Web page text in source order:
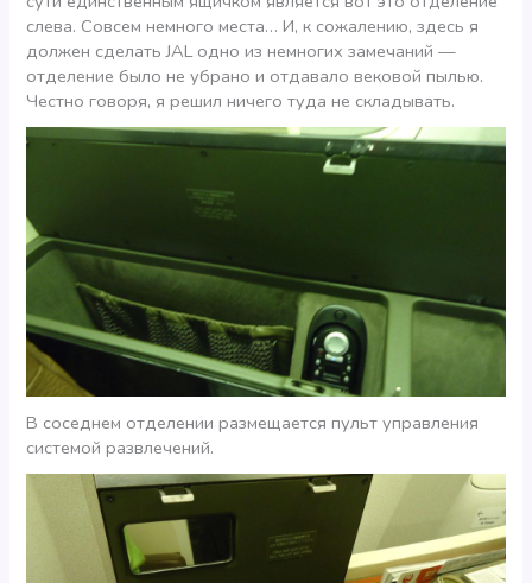
слева. Совсем немного места… И, к сожалению, здесь я
должен сделать JAL одно из немногих замечаний —
отделение было не убрано и отдавало вековой пылью.
Честно говоря, я решил ничего туда не складывать.
В соседнем отделении размещается пульт управления
системой развлечений.